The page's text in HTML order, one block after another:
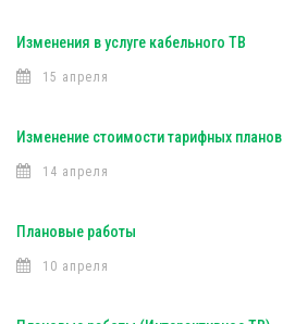
Изменения в услуге кабельного ТВ
15 апреля
Изменение стоимости тарифных планов
14 апреля
Плановые работы
10 апреля